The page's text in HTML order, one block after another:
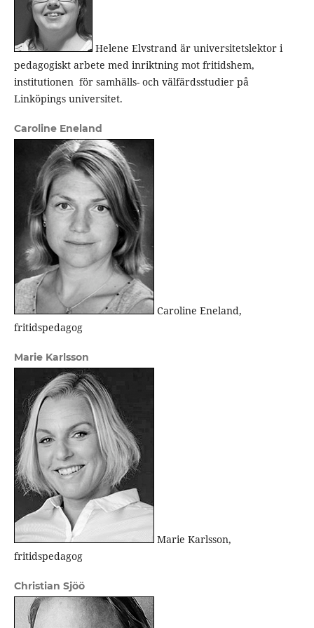
Helene Elvstrand är universitetslektor i
pedagogiskt arbete med inriktning mot fritidshem,
institutionen för samhälls- och välfärdsstudier på
Linköpings universitet.
Caroline Eneland
Caroline Eneland,
fritidspedagog
Marie Karlsson
Marie Karlsson,
fritidspedagog
Christian Sjöö